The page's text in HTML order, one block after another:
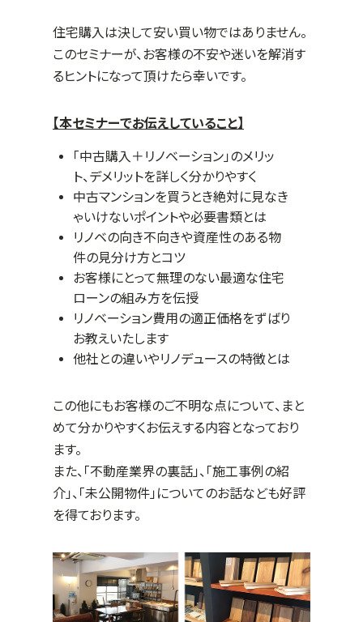
住宅購入は決して安い買い物ではありません。
このセミナーが、お客様の不安や迷いを解消す
るヒントになって頂けたら幸いです。
【本セミナーでお伝えしていること】
「中古購入＋リノベーション」のメリッ
ト、デメリットを詳しく分かりやすく
中古マンションを買うとき絶対に見なき
ゃいけないポイントや必要書類とは
リノベの向き不向きや資産性のある物
件の見分け方とコツ
お客様にとって無理のない最適な住宅
ローンの組み方を伝授
リノベーション費用の適正価格をずばり
お教えいたします
他社との違いやリノデュースの特徴とは
この他にもお客様のご不明な点について、まと
めて分かりやすくお伝えする内容となっており
ます。
また、「不動産業界の裏話」、「施工事例の紹
介」、「未公開物件」についてのお話なども好評
を得ております。